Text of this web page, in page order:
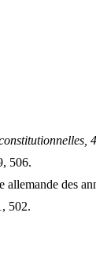
506.
des
502.